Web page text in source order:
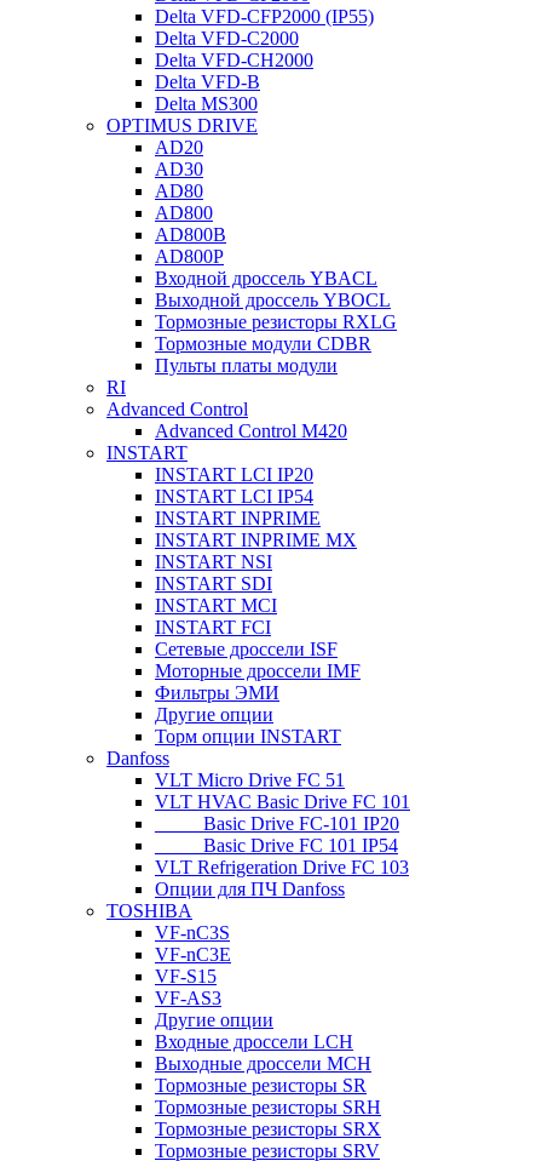
Delta VFD-CFP2000 (IP55)
Delta VFD-C2000
Delta VFD-CH2000
Delta VFD-B
Delta MS300
OPTIMUS DRIVE
AD20
AD30
AD80
AD800
AD800B
AD800P
Входной дроссель YBACL
Выходной дроссель YBOCL
Тормозные резисторы RXLG
Тормозные модули CDBR
Пульты платы модули
RI
Advanced Control
Advanced Control M420
INSTART
INSTART LCI IP20
INSTART LCI IP54
INSTART INPRIME
INSTART INPRIME MX
INSTART NSI
INSTART SDI
INSTART MCI
INSTART FCI
Сетевые дроссели ISF
Моторные дроссели IMF
Фильтры ЭМИ
Другие опции
Торм опции INSTART
Danfoss
VLT Micro Drive FC 51
VLT HVAC Basic Drive FC 101
_____Basic Drive FC-101 IP20
_____Basic Drive FC 101 IP54
VLT Refrigeration Drive FC 103
Опции для ПЧ Danfoss
TOSHIBA
VF-nC3S
VF-nC3E
VF-S15
VF-AS3
Другие опции
Входные дроссели LCH
Выходные дроссели MCH
Тормозные резисторы SR
Тормозные резисторы SRH
Тормозные резисторы SRX
Тормозные резисторы SRV